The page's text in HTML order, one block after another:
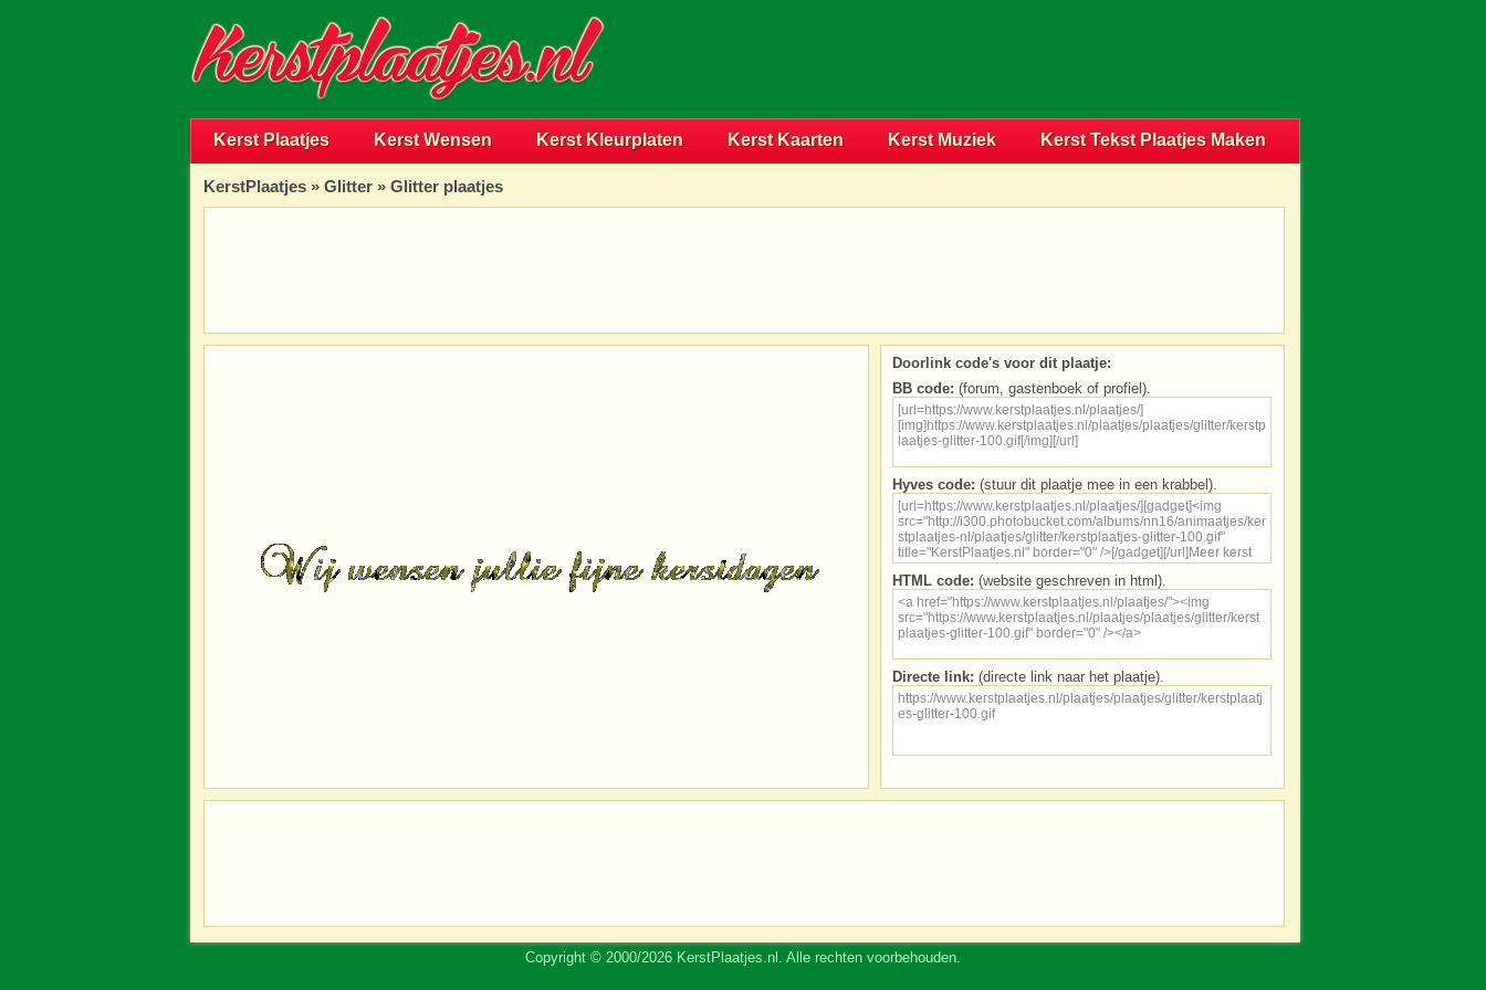
Kerst Plaatjes Kerst Wensen Kerst Kleurplaten Kerst Kaarten Kerst Muziek Kerst Tekst Plaatjes Maken
KerstPlaatjes » Glitter » Glitter plaatjes
Doorlink code's voor dit plaatje:
BB code: (forum, gastenboek of profiel).
Hyves code: (stuur dit plaatje mee in een krabbel).
HTML code: (website geschreven in html).
Directe link: (directe link naar het plaatje).
Copyright © 2000/2026 KerstPlaatjes.nl. Alle rechten voorbehouden.